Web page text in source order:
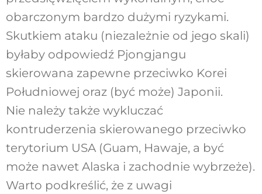
obarczonym bardzo dużymi ryzykami.
Skutkiem ataku (niezależnie od jego skali)
byłaby odpowiedź Pjongjangu
skierowana zapewne przeciwko Korei
Południowej oraz (być może) Japonii.
Nie należy także wykluczać
kontruderzenia skierowanego przeciwko
terytorium USA (Guam, Hawaje, a być
może nawet Alaska i zachodnie wybrzeże).
Warto podkreślić, że z uwagi